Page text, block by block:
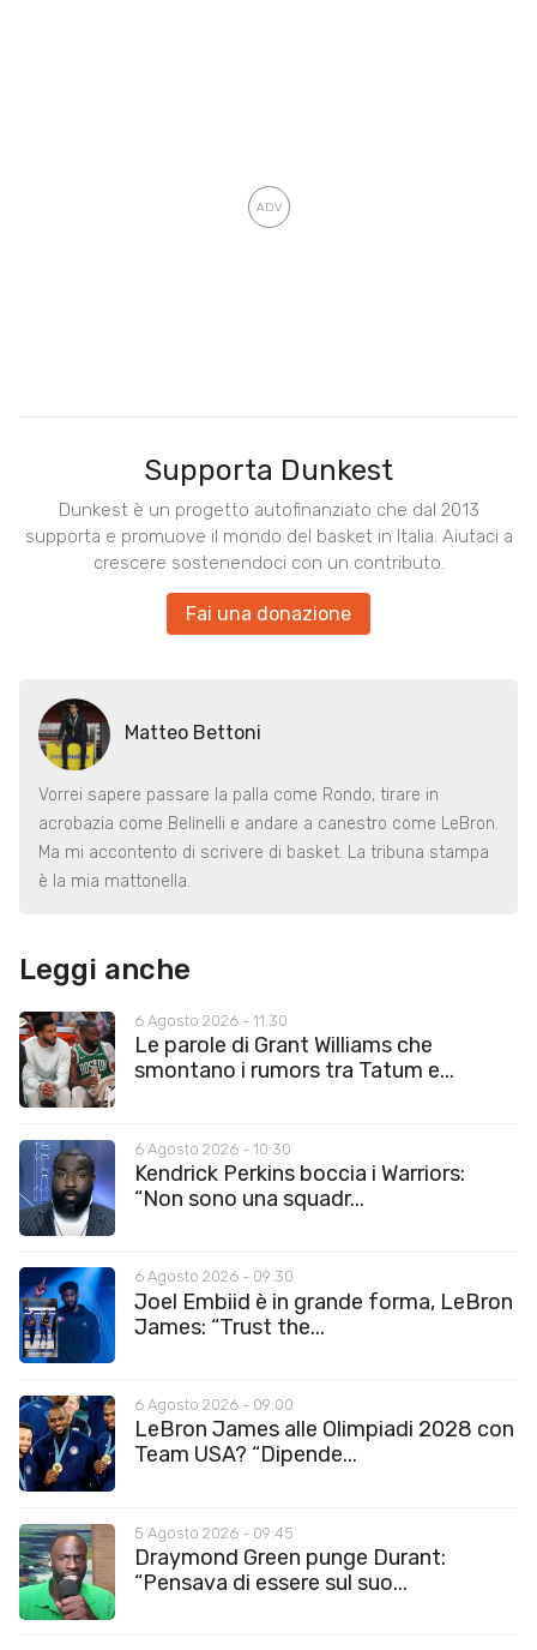
Supporta Dunkest
Dunkest è un progetto autofinanziato che dal 2013
supporta e promuove il mondo del basket in Italia. Aiutaci a
crescere sostenendoci con un contributo.
Fai una donazione
Matteo Bettoni
Vorrei sapere passare la palla come Rondo, tirare in
acrobazia come Belinelli e andare a canestro come LeBron.
Ma mi accontento di scrivere di basket. La tribuna stampa
è la mia mattonella.
Leggi anche
6 Agosto 2026 - 11:30
Le parole di Grant Williams che
smontano i rumors tra Tatum e...
6 Agosto 2026 - 10:30
Kendrick Perkins boccia i Warriors:
“Non sono una squadr...
6 Agosto 2026 - 09:30
Joel Embiid è in grande forma, LeBron
James: “Trust the...
6 Agosto 2026 - 09:00
LeBron James alle Olimpiadi 2028 con
Team USA? “Dipende...
5 Agosto 2026 - 09:45
Draymond Green punge Durant:
“Pensava di essere sul suo...